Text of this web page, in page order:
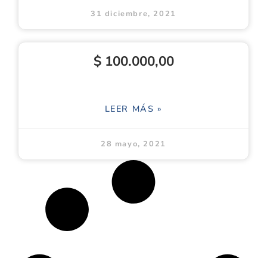
31 diciembre, 2021
$ 100.000,00
LEER MÁS »
28 mayo, 2021